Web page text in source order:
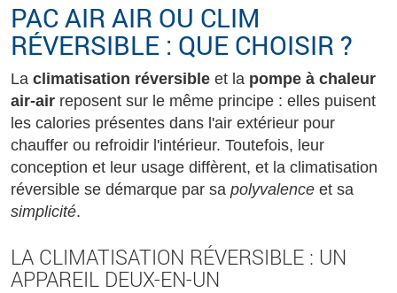
PAC AIR AIR OU CLIM
RÉVERSIBLE : QUE CHOISIR ?
La climatisation réversible et la pompe à chaleur
air-air reposent sur le même principe : elles puisent
les calories présentes dans l'air extérieur pour
chauffer ou refroidir l'intérieur. Toutefois, leur
conception et leur usage diffèrent, et la climatisation
réversible se démarque par sa polyvalence et sa
simplicité.
LA CLIMATISATION RÉVERSIBLE : UN
APPAREIL DEUX-EN-UN